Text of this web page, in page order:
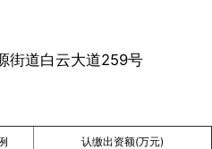
街道白云大道259号
认缴出资额(万元)